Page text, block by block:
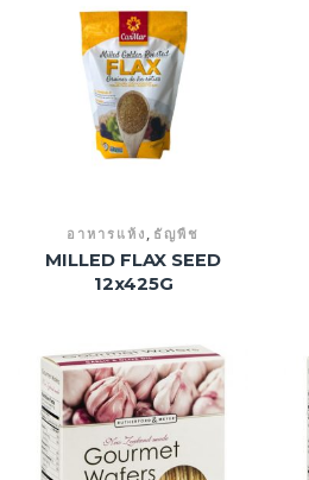
อาหารแห้ง ธัญพืช
MILLED FLAX SEED
12x425G